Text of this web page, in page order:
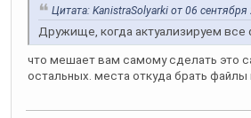
Цитата: KanistraSolyarki от 06
Дружище, когда актуализируем
что мешает вам самому сделать это
остальных. места откуда брать файлы